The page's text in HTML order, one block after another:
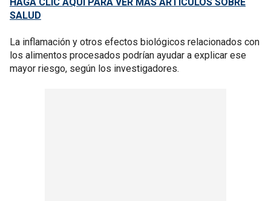
SALUD
La inflamación y otros efectos biológicos relacionados con
los alimentos procesados podrían ayudar a explicar ese
mayor riesgo, según los investigadores.